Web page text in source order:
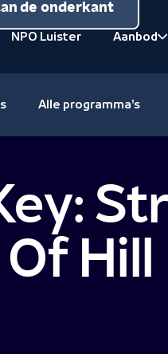
de onderkant
NPO Luister
Aanbod
Alle programma's